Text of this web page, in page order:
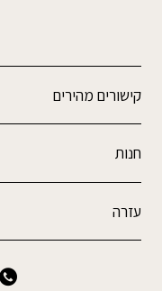
קישורים מהירים
חנות
עזרה